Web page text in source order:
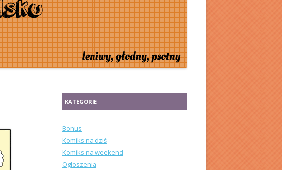
KATEGORIE
Bonus
Komiks na dziś
Komiks na weekend
Ogłoszenia